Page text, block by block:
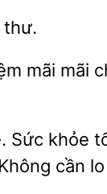
mãi
khỏe
cần lo